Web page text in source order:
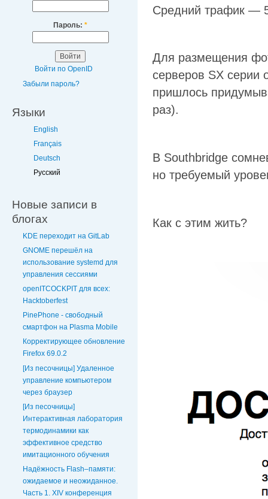
Пароль: *
Войти по OpenID
Забыли пароль?
Языки
English
Français
Deutsch
Русский
Новые записи в
блогах
KDE переходит на GitLab
GNOME перешёл на
использование systemd для
управления сессиями
openITCOCKPIT для всех:
Hacktoberfest
PinePhone - свободный
смартфон на Plasma Mobile
Корректирующее обновление
Firefox 69.0.2
[Из песочницы] Удаленное
управление компьютером
через браузер
[Из песочницы]
Интерактивная лаборатория
термодинамики как
эффективное средство
имитационного обучения
Надёжность Flash–памяти:
ожидаемое и неожиданное.
Часть 1. XIV конференция
Средний трафик —
Для размещения
серверов SX
пришлось
раз).
В Southbridge
но требуемый
Как с этим жить?